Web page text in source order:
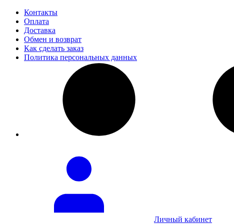
Контакты
Оплата
Доставка
Обмен и возврат
Как сделать заказ
Политика персональных данных
Личный кабинет